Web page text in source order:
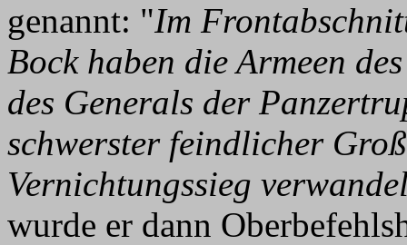
genannt: "Im
Bock haben die Armeen
des Generals der
schwerster feindlicher
Vernichtungssieg
wurde er dann